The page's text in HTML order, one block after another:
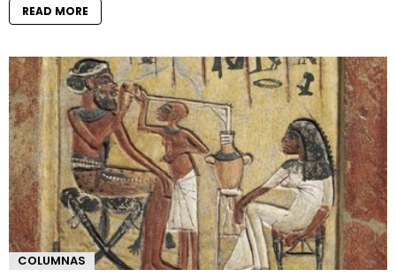
READ MORE
COLUMNAS